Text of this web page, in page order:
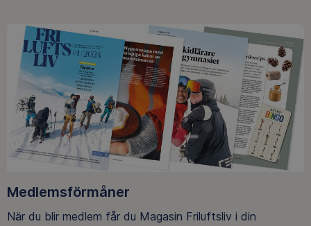
Medlemsförmåner
När du blir medlem får du Magasin Friluftsliv i din